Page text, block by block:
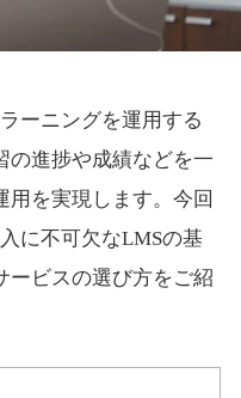
ーニングを運用する
の進捗や成績などを一
用を実現します。今回
に不可欠なLMSの基
ービスの選び方をご紹